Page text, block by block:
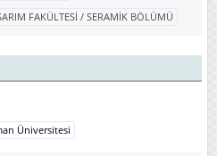
FAKÜLTESİ / SERAMİK BÖLÜMÜ
Üniversitesi